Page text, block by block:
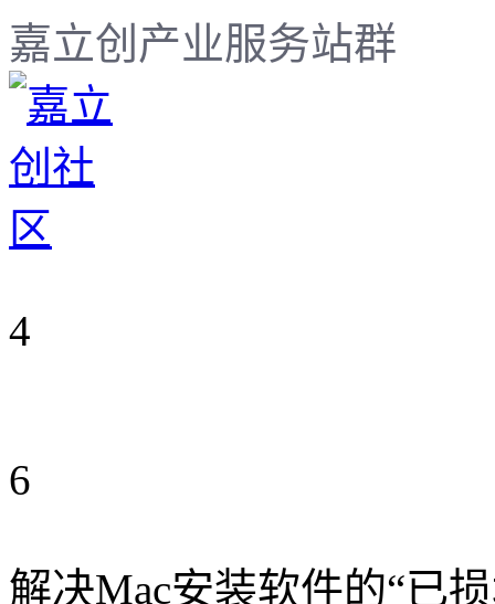
嘉立创产业服务站群
4
6
解决Mac安装软件的“已